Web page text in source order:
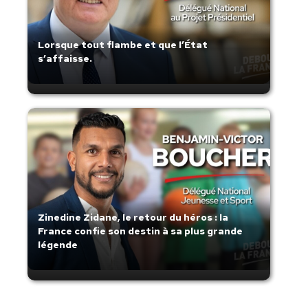
Lorsque tout flambe et que l’État
s’affaisse.
Zinedine Zidane, le retour du héros : la
France confie son destin à sa plus grande
légende